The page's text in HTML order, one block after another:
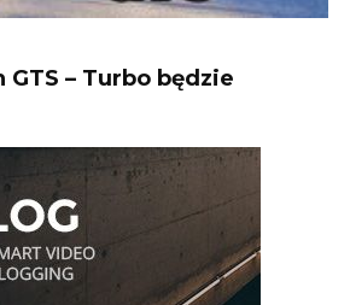
GTS – Turbo będzie